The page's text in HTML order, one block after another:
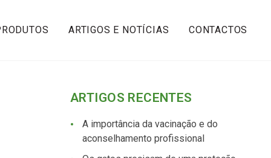
ARTIGOS E NOTÍCIAS CONTACTOS
ARTIGOS RECENTES
A importância da vacinação e do
aconselhamento profissional